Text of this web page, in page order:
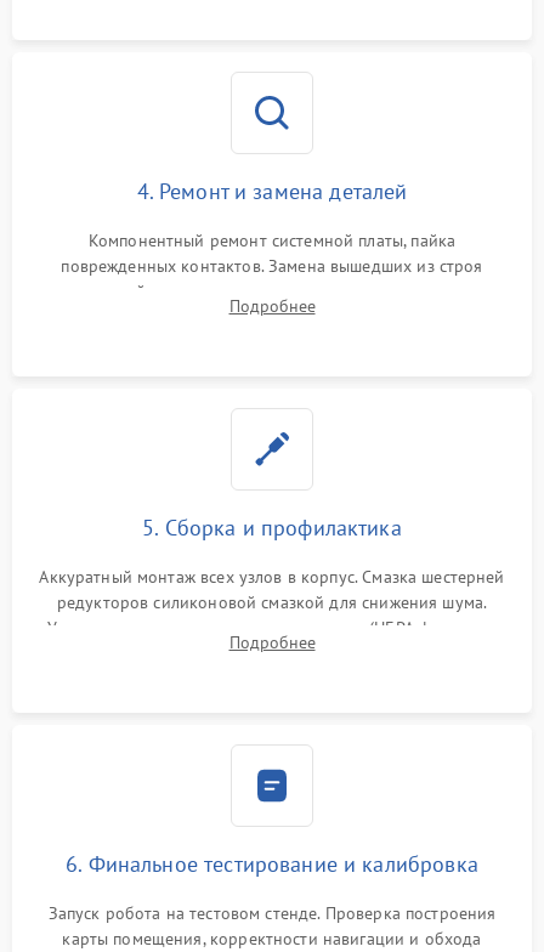
4. Ремонт и замена деталей
Компонентный ремонт системной платы, пайка
поврежденных контактов. Замена вышедших из строя
двигателей, изношенного аккумулятора, неисправного
лидара или помпы подачи воды. Восстановление шлейфов и
Подробнее
5. Сборка и профилактика
Аккуратный монтаж всех узлов в корпус. Смазка шестерней
редукторов силиконовой смазкой для снижения шума.
Установка новых расходных материалов (HEPA-фильтров,
микрофибры, щеток). Надежная фиксация разъемов и
Подробнее
6. Финальное тестирование и калибровка
Запуск робота на тестовом стенде. Проверка построения
карты помещения, корректности навигации и обхода